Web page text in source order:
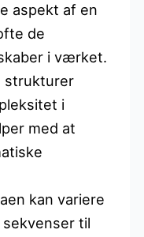
aspekt af en
de
i værket.
strukturer
i
med at
kan variere
til